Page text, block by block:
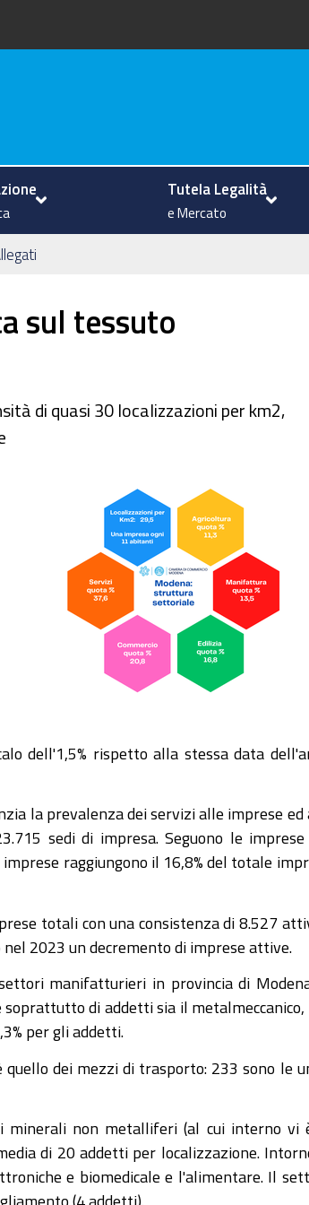
Tutela Legalità
e Mercato
sul tessuto
di quasi 30 localizzazioni per km2,
dell'1,5% rispetto alla stessa data
la prevalenza dei servizi alle imprese ed
sedi di impresa. Seguono le
raggiungono il 16,8% del totale
totali con una consistenza di 8.527
2023 un decremento di imprese attive.
manifatturieri in provincia di
di addetti sia il metalmeccanico,
per gli addetti.
dei mezzi di trasporto: 233 sono le
minerali non metalliferi (al cui interno vi
di 20 addetti per localizzazione.
e biomedicale e l'alimentare. Il
(4 addetti).